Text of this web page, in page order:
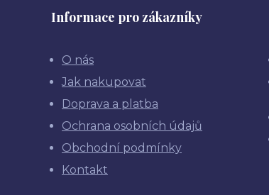
Informace pro zákazníky
O nás
Jak nakupovat
Doprava a platba
Ochrana osobních údajů
Obchodní podmínky
Kontakt